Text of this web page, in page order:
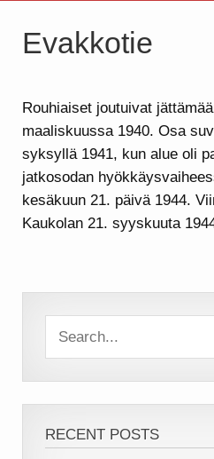
Evakkotie
Rouhiaiset joutuivat
maaliskuussa 1940. Osa
syksyllä 1941, kun alue oli
jatkosodan
kesäkuun 21. päivä 1944.
Kaukolan 21. syyskuuta
RECENT POSTS